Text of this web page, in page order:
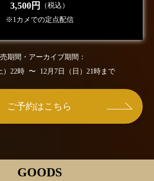
3,500円
（税込）
※1カメでの定点配信
期間・アーカイブ期間：
）22時 〜 12月7日（日）21時まで
ご予約はこちら
GOODS